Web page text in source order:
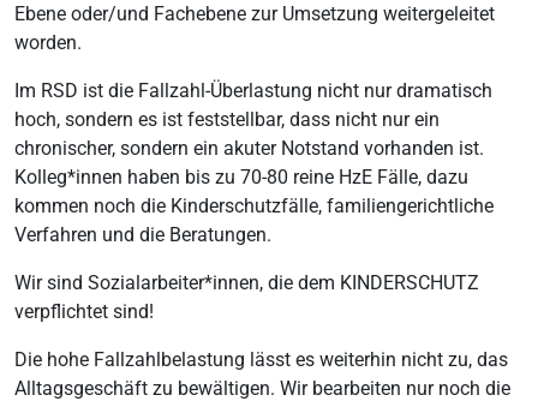
Ebene oder/und Fachebene zur Umsetzung weitergeleitet
worden.
Im RSD ist die Fallzahl-Überlastung nicht nur dramatisch
hoch, sondern es ist feststellbar, dass nicht nur ein
chronischer, sondern ein akuter Notstand vorhanden ist.
Kolleg*innen haben bis zu 70-80 reine HzE Fälle, dazu
kommen noch die Kinderschutzfälle, familiengerichtliche
Verfahren und die Beratungen.
Wir sind Sozialarbeiter*innen, die dem KINDERSCHUTZ
verpflichtet sind!
Die hohe Fallzahlbelastung lässt es weiterhin nicht zu, das
Alltagsgeschäft zu bewältigen. Wir bearbeiten nur noch die